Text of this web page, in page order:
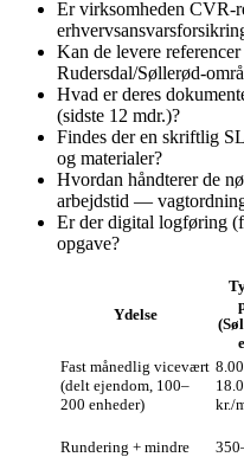
Er virksomheden
Kan de levere
Rudersdal/Søllerød-
Hvad er deres
(sidste 12 mdr.)?
Findes der en skriftlig
og materialer?
Hvordan håndterer de
arbejdstid —
Er der digital logføring
opgave?
Ydelse
Fast månedlig vicevært
(delt ejendom, 100–
200 enheder)
kr./
Rundering + mindre